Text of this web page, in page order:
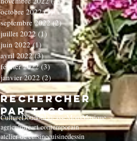
octobre 2022 (3)3 posts
septembre 2022 (2)2 posts
juillet 2022 (1) 1 post
juin 2022 (1)1 post
avril 2022 (3)3 posts
février 2022 (3)3 posts
janvier 2022 (2)2 posts
Rechercher
par Tags
CultureDoudouDucasseMonsMusique
agricultureart contemporain
atelier de cuisinecuisinedessin